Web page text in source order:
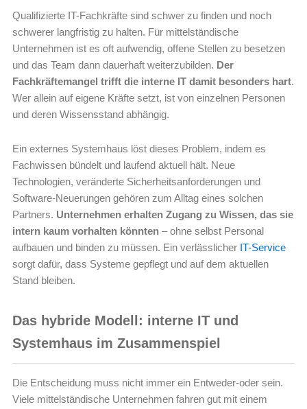
Qualifizierte IT-Fachkräfte sind schwer zu finden und noch
schwerer langfristig zu halten. Für mittelständische
Unternehmen ist es oft aufwendig, offene Stellen zu besetzen
und das Team dann dauerhaft weiterzubilden. Der
Fachkräftemangel trifft die interne IT damit besonders hart.
Wer allein auf eigene Kräfte setzt, ist von einzelnen Personen
und deren Wissensstand abhängig.
Ein externes Systemhaus löst dieses Problem, indem es
Fachwissen bündelt und laufend aktuell hält. Neue
Technologien, veränderte Sicherheitsanforderungen und
Software-Neuerungen gehören zum Alltag eines solchen
Partners. Unternehmen erhalten Zugang zu Wissen, das sie
intern kaum vorhalten könnten– ohne selbst Personal
aufbauen und binden zu müssen. Ein verlässlicher IT-Service
sorgt dafür, dass Systeme gepflegt und auf dem aktuellen
Stand bleiben.
Das hybride Modell: interne IT und
Systemhaus im Zusammenspiel
Die Entscheidung muss nicht immer ein Entweder-oder sein.
Viele mittelständische Unternehmen fahren gut mit einem